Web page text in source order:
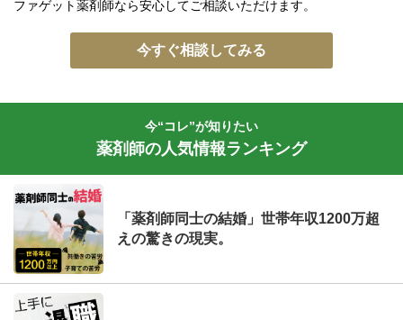
ファゲット薬剤師なら安心してご相談いただけます。
今すぐ相談してみる
今“コレ”が知りたい
薬剤師の人気情報ランキング
「薬剤師同士の結婚」世帯年収1200万超
えの驚きの現実。